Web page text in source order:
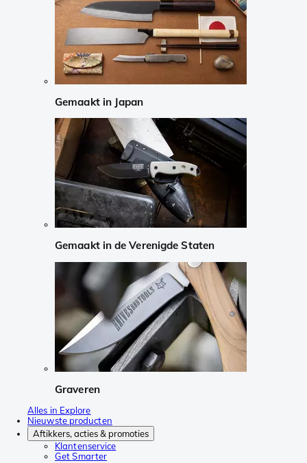
Gemaakt in Japan
Gemaakt in de Verenigde Staten
Graveren
Alles in Explore
Nieuwste producten
Aftikkers, acties & promoties
Klantenservice
Get Smarter